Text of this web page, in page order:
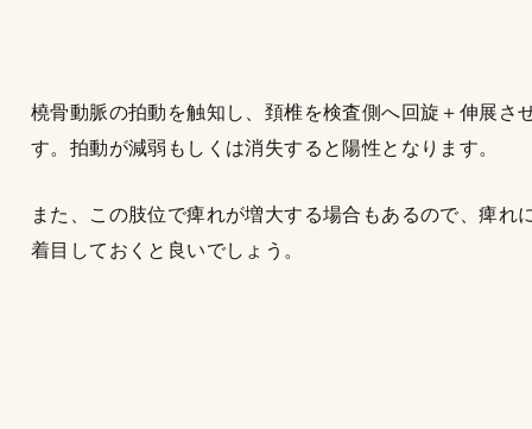
橈骨動脈の拍動を触知し、頚椎を検査側へ回旋＋伸展さ
す。拍動が減弱もしくは消失すると陽性となります。
また、この肢位で痺れが増大する場合もあるので、痺れ
着目しておくと良いでしょう。